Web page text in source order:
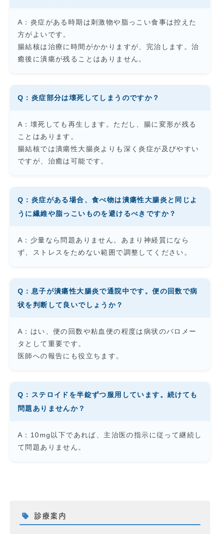
A：炎症がある時期は刺激物や脂っこい食事は控えた
方がよいです。
腸結核は治療に時間がかかりますが、完治します。治
癒後に潰瘍が残ることはありません。
Q：炎症部分は壊死してしまうのですか？
A：壊死しても再生します。ただし、腸に変形が残る
ことはあります。
腸結核では潰瘍性大腸炎よりも深く炎症が及びやすい
ですが、治癒は可能です。
Q：炎症がある場合、食べ物は潰瘍性大腸炎と同じよ
うに繊維や脂っこいものを避けるべきですか？
A：少量なら問題ありません。あまり神経質になら
ず、ストレスをためない範囲で調整してください。
Q：息子が潰瘍性大腸炎で通院中です。便の回数で病
状を判断して良いでしょうか？
A：はい、便の回数や粘血便の程度は病状のバロメー
タとして重要です。
医師への報告にも役立ちます。
Q：ステロイドを半錠ずつ服用しています。続けても
問題ありませんか？
A：10mg以下であれば、主治医の指示に従って継続し
て問題ありません。
診療案内